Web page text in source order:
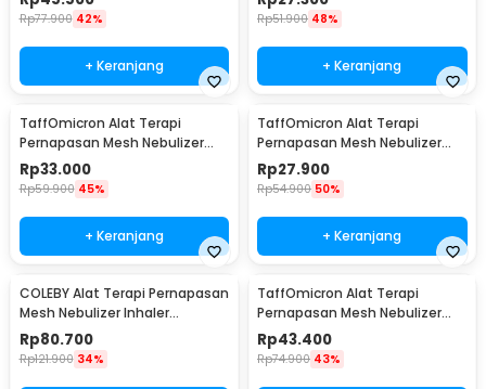
Rp77.900 42%
+ Keranjang
Battery - JSL-W302
Rp51.900 48%
+ Keranjang
TaffOmicron Alat Terapi
Pernapasan Mesh Nebulizer
Portable Inhaler With Battery -
JSL-W302
Rp33.000
Rp59.900 45%
+ Keranjang
TaffOmicron Alat Terapi
Pernapasan Mesh Nebulizer
Inhaler Atomizer Without
Battery - JSL-W303
Rp27.900
Rp54.900 50%
+ Keranjang
COLEBY Alat Terapi Pernapasan
Mesh Nebulizer Inhaler
Atomizer - TZ-W08
Rp80.700
Rp121.900 34%
TaffOmicron Alat Terapi
Pernapasan Mesh Nebulizer
Inhaler Atomizer With Battery
- JSL-W303
Rp43.400
Rp74.900 43%